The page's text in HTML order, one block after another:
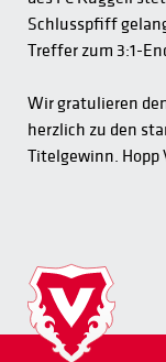
Schlusspfiff
Treffer zum 3:1-
Wir gratulieren
herzlich zu den
Titelgewinn. Hopp